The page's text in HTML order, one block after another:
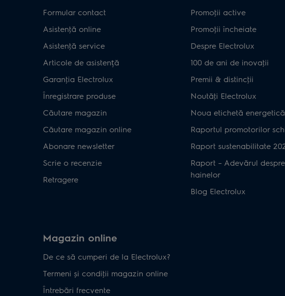
Formular contact
Asistenţă online
Asistenţă service
Articole de asistență
Garanţia Electrolux
Înregistrare produse
Căutare magazin
Căutare magazin online
Abonare newsletter
Scrie o recenzie
Retragere
Promoţii active
Promoţii încheiate
Despre Electrolux
100 de ani de inovaţii
Premii & distincţii
Noutăţi Electrolux
Noua etichetă energetică
Raportul promotorilor
Raport sustenabilitate
Raport – Adevărul
hainelor
Blog Electrolux
Magazin online
De ce să cumperi de la Electrolux?
Termeni și condiţii magazin online
Întrebări frecvente